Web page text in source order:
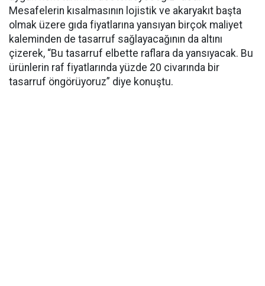
Mesafelerin kısalmasının lojistik ve akaryakıt başta
olmak üzere gıda fiyatlarına yansıyan birçok maliyet
kaleminden de tasarruf sağlayacağının da altını
çizerek, “Bu tasarruf elbette raflara da yansıyacak. Bu
ürünlerin raf fiyatlarında yüzde 20 civarında bir
tasarruf öngörüyoruz” diye konuştu.